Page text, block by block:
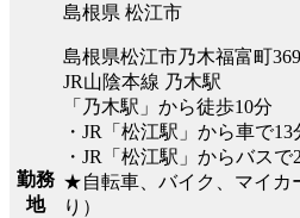
勤務
地
島根県 松江市
島根県松江市乃木福富町369
JR山陰本線 乃木駅
「乃木駅」から徒歩10分
・JR「松江駅」から車で13
・JR「松江駅」からバスで
★自転車、バイク、マイカ
り）